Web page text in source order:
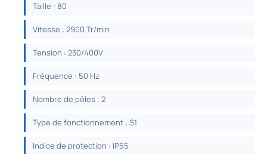
Taille : 80
Vitesse : 2900 Tr/min
Tension : 230/400V
Fréquence : 50 Hz
Nombre de pôles : 2
Type de fonctionnement : S1
Indice de protection : IP55